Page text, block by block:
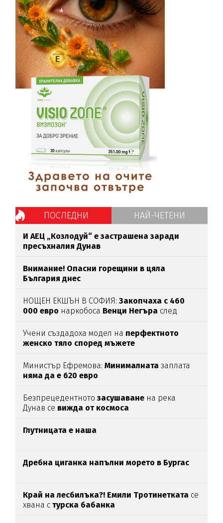
ПОСЛЕДНИ НАЙ-ЧЕТЕНИ
И АЕЦ „Козлодуй“ е застрашена заради
пресъхналия Дунав
Внимание! Опасни горещини в цяла
България днес
НОЩЕН ЕКШЪН В СОФИЯ:Закопчаха с 460
000 евро наркобоса Венци Негъра след
Учени създадоха модел на перфектното
женско тяло според мъжете
Министър Ефремова:Минималната заплата
няма да е 620 евро
Безпрецедентнотозасушаване на река
Дунав се вижда от космоса
Глутницата е наша
Дребна циганка напълни морето в Бургас
Край на лесбилъка?! Емили Тротинетката се
хвана с турска бабанка